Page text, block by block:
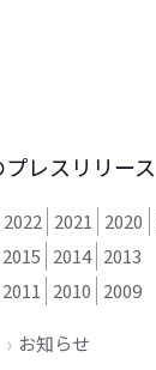
レスリリース
2022 2021 2020
2015 2014 2013
2011 2010 2009
お知らせ